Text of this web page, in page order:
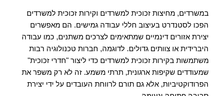
במשרדים, מחיצות זכוכית למשרדים וקירות זכוכית למשרדים
הפכו לסטנדרט בעיצוב חללי עבודה גמישים. הם מאפשרים
יצירת אזורים דינמיים שמתאימים לצרכים משתנים, כמו עבודה
היברידית או צוותים גדולים. לדוגמה, חברות טכנולוגיה רבות
משתמשות בקירות זכוכית למשרדים כדי ליצור "חדרי זכוכית"
שמעודדים שקיפות ארגונית, תרתי משמע. זה לא רק משפר את
הפרודוקטיביות, אלא גם תורם לרווחת העובדים על ידי יצירת